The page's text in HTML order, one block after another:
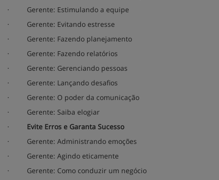
·
Gerente: Estimulando a equipe
·
Gerente: Evitando estresse
·
Gerente: Fazendo planejamento
·
Gerente: Fazendo relatórios
·
Gerente: Gerenciando pessoas
·
Gerente: Lançando desafios
·
Gerente: O poder da comunicação
·
Gerente: Saiba elogiar
·
Evite Erros e Garanta Sucesso
·
Gerente: Administrando emoções
·
Gerente: Agindo eticamente
·
Gerente: Como conduzir um negócio